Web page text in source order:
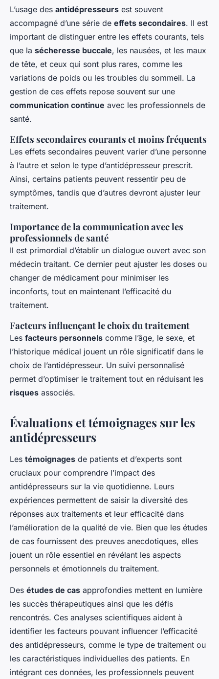
L’usage des antidépresseurs est souvent
accompagné d’une série de effets secondaires. Il est
important de distinguer entre les effets courants, tels
que la sécheresse buccale, les nausées, et les maux
de tête, et ceux qui sont plus rares, comme les
variations de poids ou les troubles du sommeil. La
gestion de ces effets repose souvent sur une
communication continue avec les professionnels de
santé.
Effets secondaires courants et moins fréquents
Les effets secondaires peuvent varier d’une personne
à l’autre et selon le type d’antidépresseur prescrit.
Ainsi, certains patients peuvent ressentir peu de
symptômes, tandis que d’autres devront ajuster leur
traitement.
Importance de la communication avec les
professionnels de santé
Il est primordial d’établir un dialogue ouvert avec son
médecin traitant. Ce dernier peut ajuster les doses ou
changer de médicament pour minimiser les
inconforts, tout en maintenant l’efficacité du
traitement.
Facteurs influençant le choix du traitement
Les facteurs personnels comme l’âge, le sexe, et
l’historique médical jouent un rôle significatif dans le
choix de l’antidépresseur. Un suivi personnalisé
permet d’optimiser le traitement tout en réduisant les
risques associés.
Évaluations et témoignages sur les
antidépresseurs
Les témoignages de patients et d’experts sont
cruciaux pour comprendre l’impact des
antidépresseurs sur la vie quotidienne. Leurs
expériences permettent de saisir la diversité des
réponses aux traitements et leur efficacité dans
l’amélioration de la qualité de vie. Bien que les études
de cas fournissent des preuves anecdotiques, elles
jouent un rôle essentiel en révélant les aspects
personnels et émotionnels du traitement.
Des études de cas approfondies mettent en lumière
les succès thérapeutiques ainsi que les défis
rencontrés. Ces analyses scientifiques aident à
identifier les facteurs pouvant influencer l’efficacité
des antidépresseurs, comme le type de traitement ou
les caractéristiques individuelles des patients. En
intégrant ces données, les professionnels peuvent